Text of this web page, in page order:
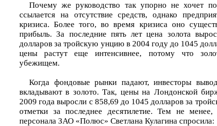
Почему же руководство так упорно не хочет
ссылается на отсутствие средств, однако
кризиса. Более того, во время кризиса оно
прибыль. За последние пять лет цена золота
долларов за тройскую унцию в 2004 году до 1045
цены растут еще интенсивнее, потому что
убежищем.
Когда фондовые рынки падают, инвесторы
вкладывают в золото. Так, цены на Лондонской
2009 года выросли с 858,69 до 1045 долларов за
отметки за последнее десятилетие. Тем не менее,
персонала ЗАО «Полюс» Светлана Кулагина спросила: